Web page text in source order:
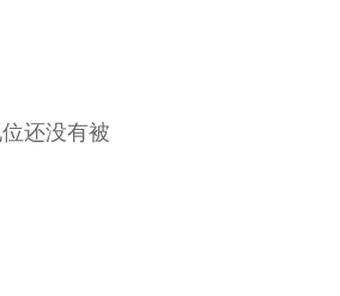
还没有被